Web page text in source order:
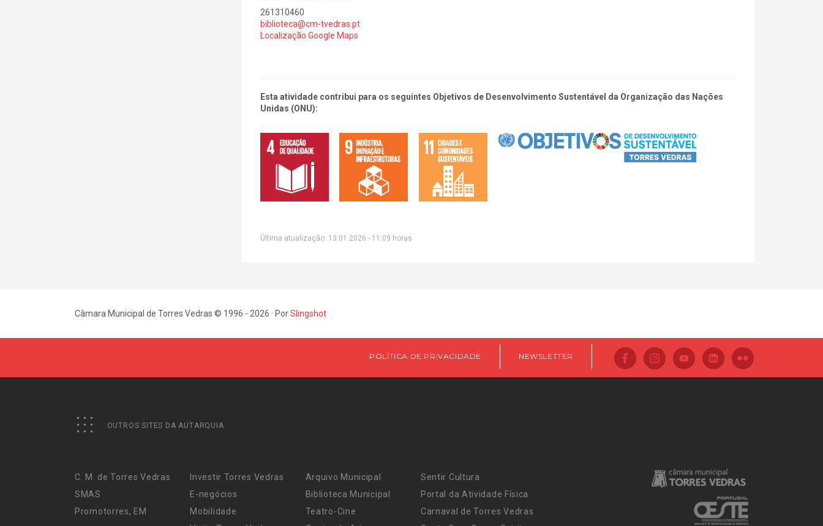
261310460
biblioteca@cm-tvedras.pt
Localização Google Maps
Esta atividade contribui para os seguintes Objetivos de Desenvolvimento Sustentável da Organização das Nações
Unidas (ONU):
Última atualização: 13.01.2026 - 11:09 horas
Câmara Municipal de Torres Vedras © 1996 - 2026 · PorSlingshot
POLÍTICA DE PRIVACIDADE NEWSLETTER
OUTROS SITES DA AUTARQUIA
C. M. de Torres Vedras
SMAS
Promotorres, EM
Investir Torres Vedras
E-negócios
Mobilidade
Arquivo Municipal
Biblioteca Municipal
Teatro-Cine
Sentir Cultura
Portal da Atividade Física
Carnaval de Torres Vedras